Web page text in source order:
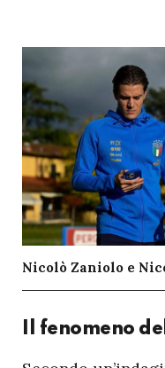
Nicolò Zaniolo e
Il fenomeno